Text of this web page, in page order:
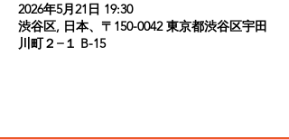
2026年5月21日 19:30
渋谷区, 日本、〒150-0042 東京都渋谷区宇田
川町２−１ B-15